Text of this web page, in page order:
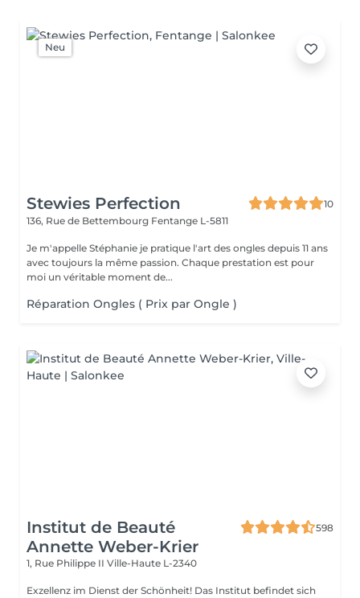
Neu
Stewies Perfection
10
136, Rue de Bettembourg Fentange L-5811
Je m'appelle Stéphanie je pratique l'art des ongles depuis 11 ans
avec toujours la même passion. Chaque prestation est pour
moi un véritable moment de...
Réparation Ongles ( Prix par Ongle )
Institut de Beauté
Annette Weber-Krier
598
1, Rue Philippe II Ville-Haute L-2340
Exzellenz im Dienst der Schönheit! Das Institut befindet sich